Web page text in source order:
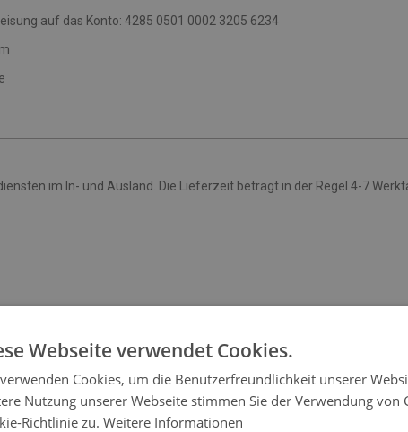
auf das Konto: 4285 0501 0002 3205 6234
im In- und Ausland. Die Lieferzeit beträgt in der Regel 4-7
Polen erfolgt über:
Webseite verwendet Cookies.
Cookies, um die Benutzerfreundlichkeit unserer
Nutzung unserer Webseite stimmen Sie der Verwendung von
Richtlinie zu. Weitere Informationen